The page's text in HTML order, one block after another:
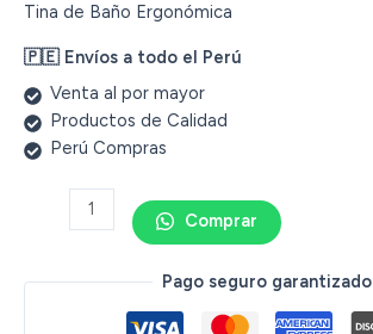
Tina de Baño Ergonómica
🇵🇪 Envíos a todo el Perú
Venta al por mayor
Productos de Calidad
Perú Compras
Comprar
Pago seguro garantizado